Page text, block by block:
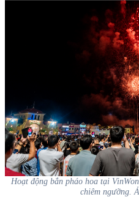
Hoạt động bắn pháo hoa tại
chiêm ngưỡng.